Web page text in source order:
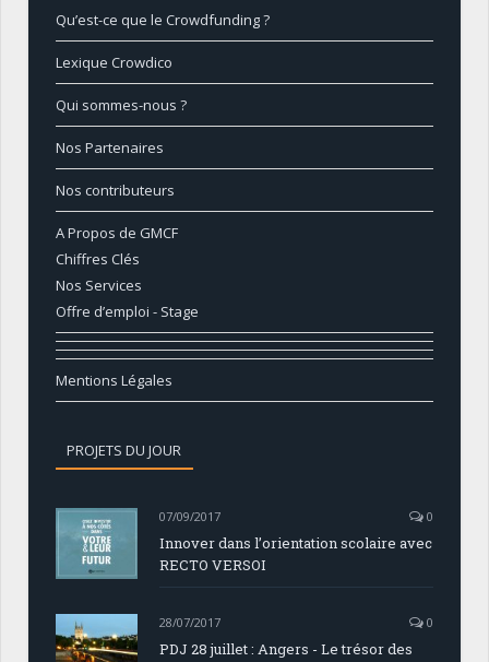
Qu’est-ce que le Crowdfunding ?
Lexique Crowdico
Qui sommes-nous ?
Nos Partenaires
Nos contributeurs
A Propos de GMCF
Chiffres Clés
Nos Services
Offre d’emploi - Stage
Mentions Légales
PROJETS DU JOUR
07/09/2017 0
Innover dans l’orientation scolaire avec
RECTO VERSOI
28/07/2017 0
PDJ 28 juillet : Angers - Le trésor des